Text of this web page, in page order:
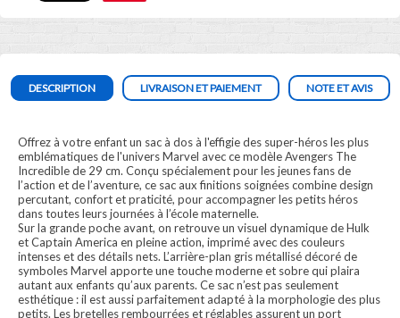
DESCRIPTION LIVRAISON ET PAIEMENT NOTE ET AVIS
Offrez à votre enfant un sac à dos à l'effigie des super-héros les plus
emblématiques de l'univers Marvel avec ce modèle Avengers The
Incredible de 29 cm. Conçu spécialement pour les jeunes fans de
l’action et de l’aventure, ce sac aux finitions soignées combine design
percutant, confort et praticité, pour accompagner les petits héros
dans toutes leurs journées à l’école maternelle.
Sur la grande poche avant, on retrouve un visuel dynamique de Hulk
et Captain America en pleine action, imprimé avec des couleurs
intenses et des détails nets. L’arrière-plan gris métallisé décoré de
symboles Marvel apporte une touche moderne et sobre qui plaira
autant aux enfants qu’aux parents. Ce sac n’est pas seulement
esthétique : il est aussi parfaitement adapté à la morphologie des plus
petits. Les bretelles rembourrées et réglables assurent un port